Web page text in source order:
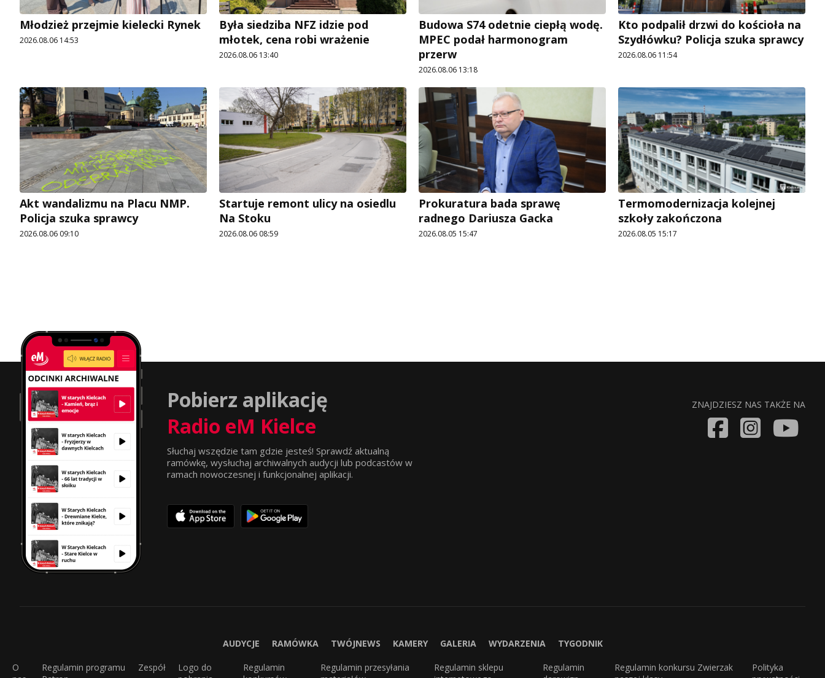
Młodzież przejmie kielecki Rynek
2026.08.06 14:53
Była siedziba NFZ idzie pod
młotek, cena robi wrażenie
2026.08.06 13:40
Budowa S74 odetnie ciepłą wodę.
MPEC podał harmonogram
przerw
2026.08.06 13:18
Kto podpalił drzwi do kościoła na
Szydłówku? Policja szuka sprawcy
2026.08.06 11:54
Akt wandalizmu na Placu NMP.
Policja szuka sprawcy
2026.08.06 09:10
Startuje remont ulicy na osiedlu
Na Stoku
2026.08.06 08:59
Prokuratura bada sprawę
radnego Dariusza Gacka
2026.08.05 15:47
Termomodernizacja kolejnej
szkoły zakończona
2026.08.05 15:17
Pobierz aplikację
Radio eM Kielce
Słuchaj wszędzie tam gdzie jesteś! Sprawdź aktualną
ramówkę, wysłuchaj archiwalnych audycji lub podcastów w
ramach nowoczesnej i funkcjonalnej aplikacji.
ZNAJDZIESZ NAS TAKŻE NA
AUDYCJE RAMÓWKA TWÓJNEWS KAMERY GALERIA WYDARZENIA TYGODNIK
O
Regulamin programu
Zespół
Logo do
Regulamin
Regulamin przesyłania
Regulamin sklepu
Regulamin
Regulamin konkursu Zwierzak
Polityka